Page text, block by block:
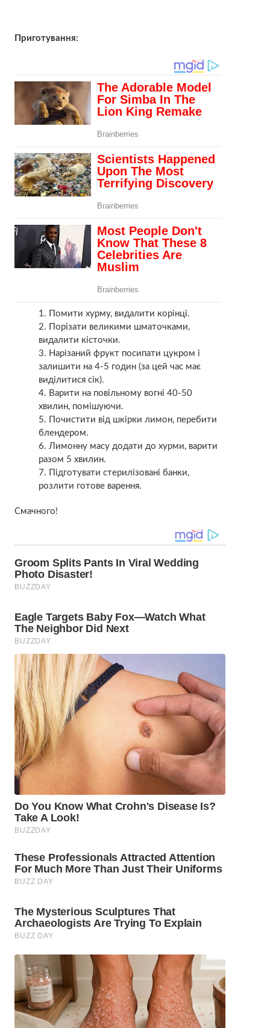
Приготування:
Помити хурму, видалити корінці.
Порізати великими шматочками,
видалити кісточки.
Нарізаний фрукт посипати цукром і
залишити на 4-5 годин (за цей час має
виділитися сік).
Варити на повільному вогні 40-50
хвилин, помішуючи.
Почистити від шкірки лимон, перебити
блендером.
Лимонну масу додати до хурми, варити
разом 5 хвилин.
Підготувати стерилізовані банки,
розлити готове варення.
Смачного!